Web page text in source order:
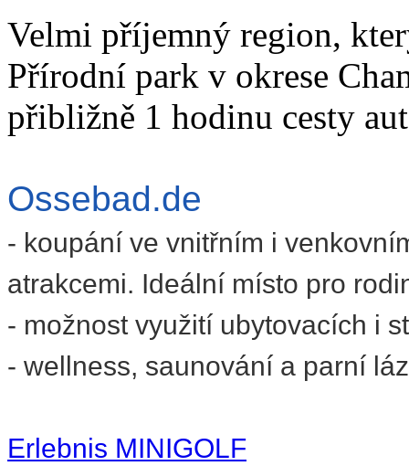
Velmi příjemný region,
Přírodní park v okrese
přibližně 1 hodinu cesty
Ossebad.de
- koupání ve vnitřním i
atrakcemi. Ideální místo pro
- možnost využití ubytovacích i
- wellness, saunování a parní
Erlebnis MINIGOLF